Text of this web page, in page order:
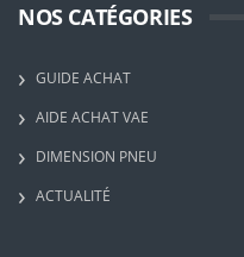
NOS CATÉGORIES
GUIDE ACHAT
AIDE ACHAT VAE
DIMENSION PNEU
ACTUALITÉ